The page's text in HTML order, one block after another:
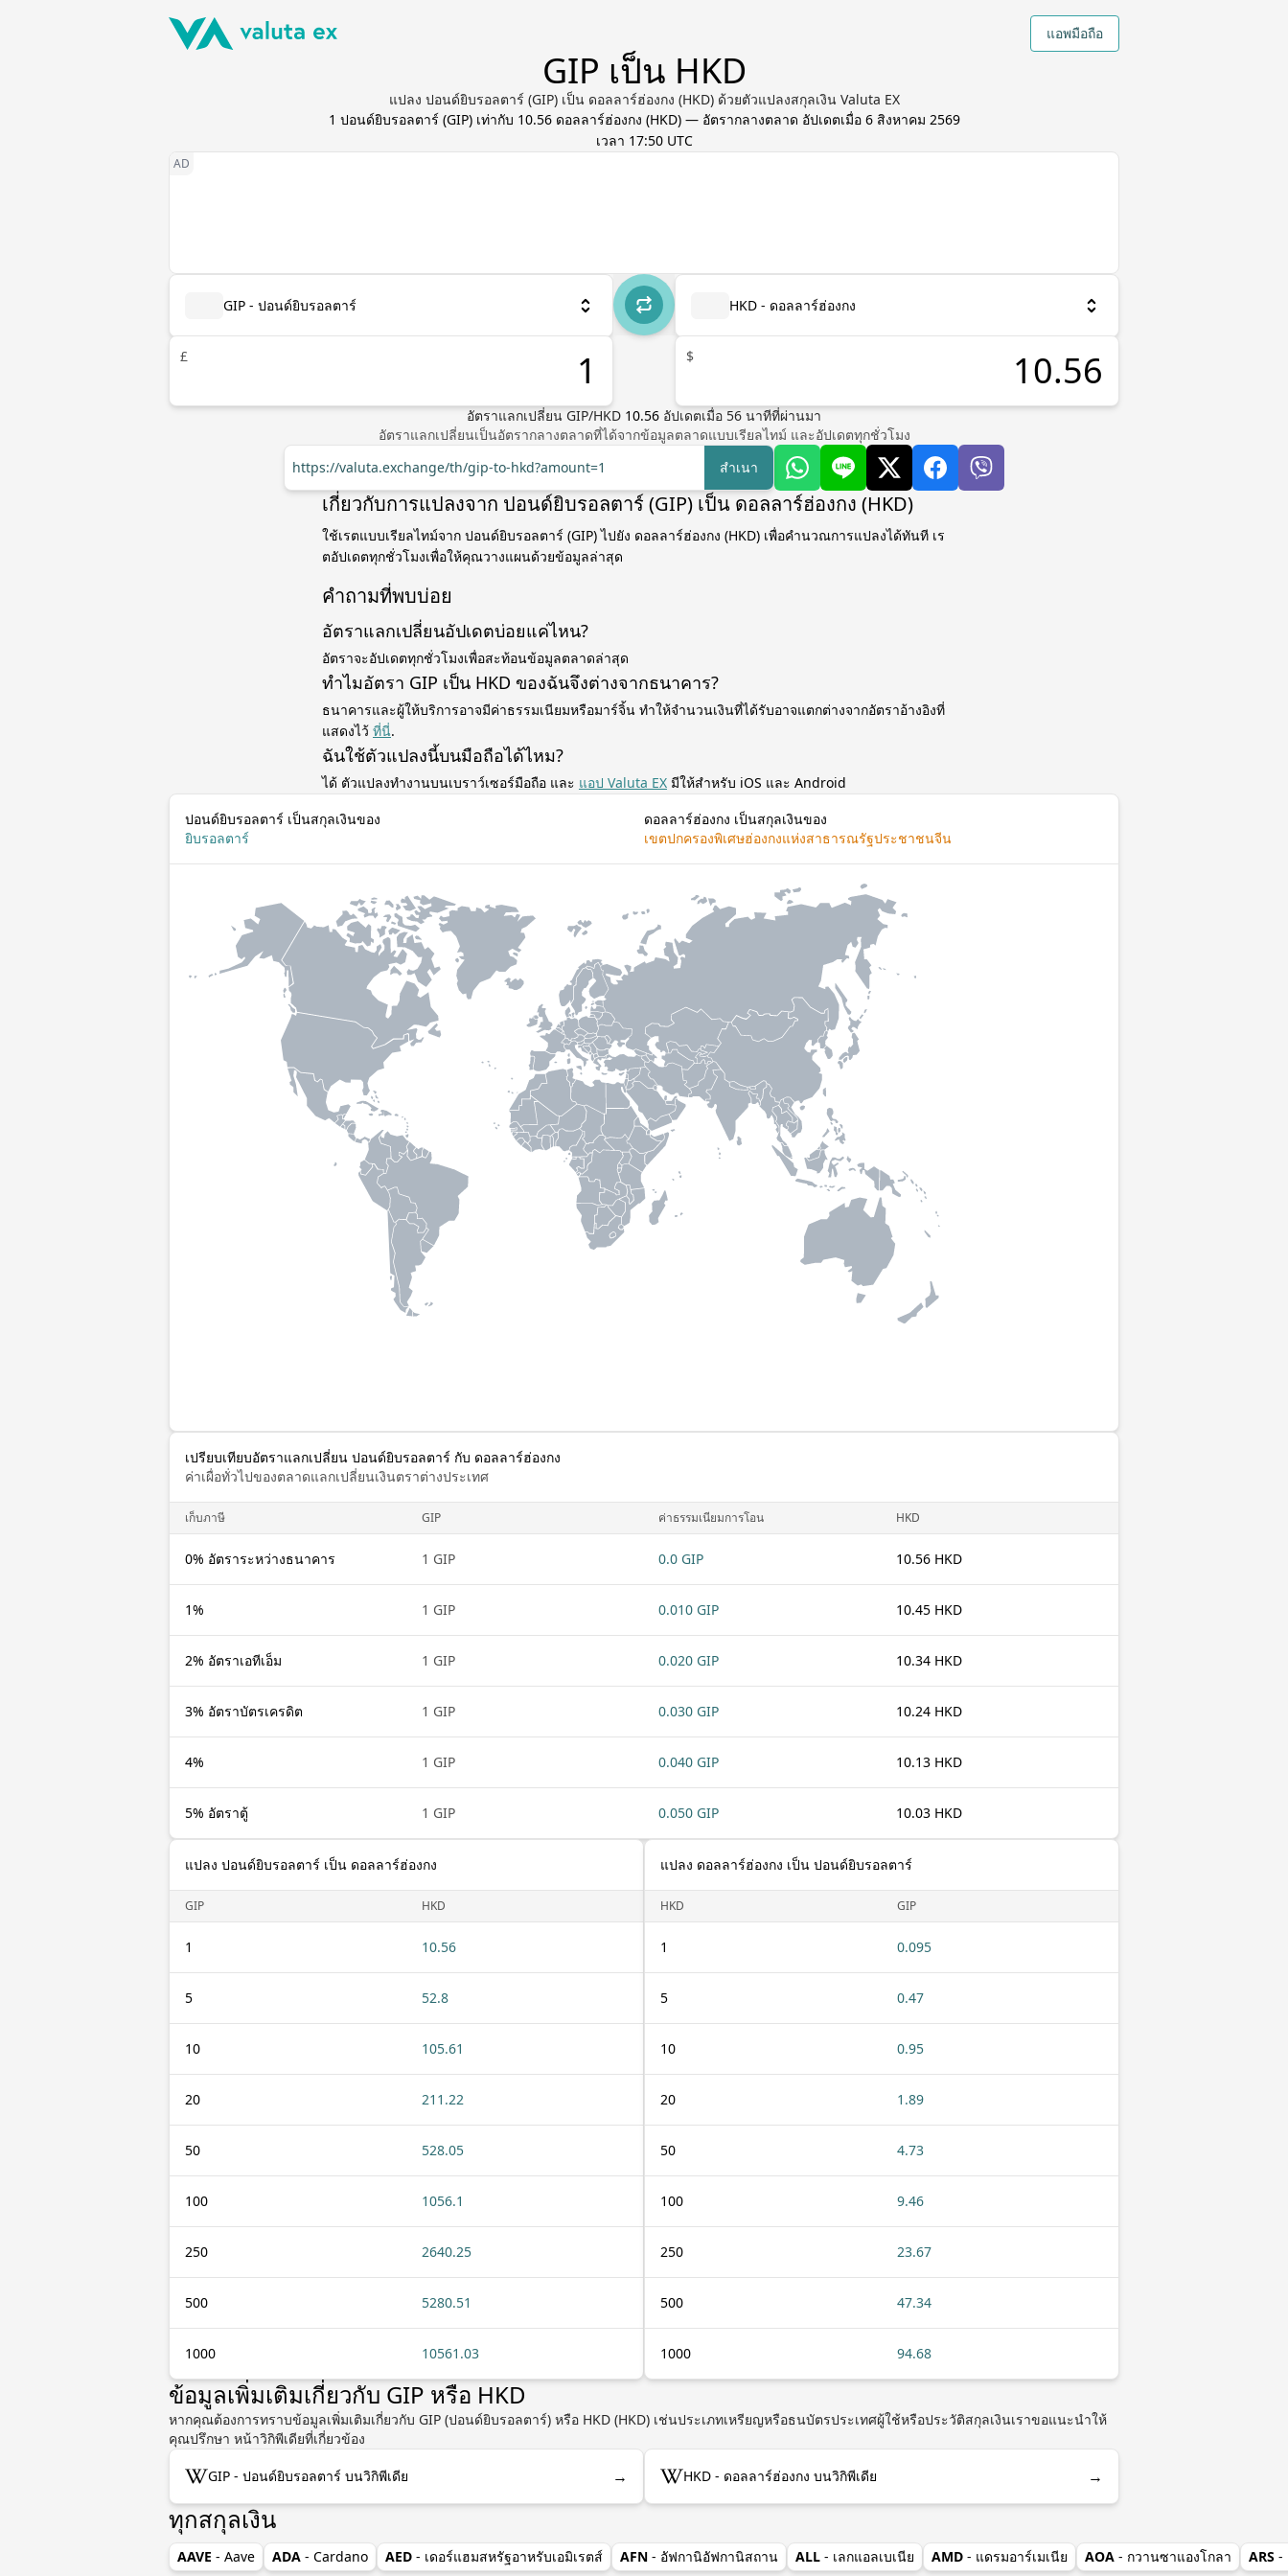
แอพมือถือ
GIP เป็น HKD
แปลง ปอนด์ยิบรอลตาร์ (GIP) เป็น ดอลลาร์ฮ่องกง (HKD) ด้วยตัวแปลงสกุลเงิน Valuta EX
1 ปอนด์ยิบรอลตาร์ (GIP) เท่ากับ 10.56 ดอลลาร์ฮ่องกง (HKD) — อัตรากลางตลาด อัปเดตเมื่อ 6 สิงหาคม 2569
เวลา 17:50 UTC
GIP - ปอนด์ยิบรอลตาร์
£
HKD - ดอลลาร์ฮ่องกง
$
อัตราแลกเปลี่ยน GIP/HKD 10.56 อัปเดตเมื่อ 56 นาทีที่ผ่านมา
อัตราแลกเปลี่ยนเป็นอัตรากลางตลาดที่ได้จากข้อมูลตลาดแบบเรียลไทม์ และอัปเดตทุกชั่วโมง
https://valuta.exchange/th/gip-to-hkd?amount=1
สำเนา
เกี่ยวกับการแปลงจาก ปอนด์ยิบรอลตาร์ (GIP) เป็น ดอลลาร์ฮ่องกง (HKD)
ใช้เรตแบบเรียลไทม์จาก ปอนด์ยิบรอลตาร์ (GIP) ไปยัง ดอลลาร์ฮ่องกง (HKD) เพื่อคำนวณการแปลงได้ทันที เร
ตอัปเดตทุกชั่วโมงเพื่อให้คุณวางแผนด้วยข้อมูลล่าสุด
คำถามที่พบบ่อย
อัตราแลกเปลี่ยนอัปเดตบ่อยแค่ไหน?
อัตราจะอัปเดตทุกชั่วโมงเพื่อสะท้อนข้อมูลตลาดล่าสุด
ทำไมอัตรา GIP เป็น HKD ของฉันจึงต่างจากธนาคาร?
ธนาคารและผู้ให้บริการอาจมีค่าธรรมเนียมหรือมาร์จิ้น ทำให้จำนวนเงินที่ได้รับอาจแตกต่างจากอัตราอ้างอิงที่
แสดงไว้ ที่นี่.
ฉันใช้ตัวแปลงนี้บนมือถือได้ไหม?
ได้ ตัวแปลงทำงานบนเบราว์เซอร์มือถือ และ แอป Valuta EX มีให้สำหรับ iOS และ Android
ปอนด์ยิบรอลตาร์ เป็นสกุลเงินของ
ยิบรอลตาร์
ดอลลาร์ฮ่องกง เป็นสกุลเงินของ
เขตปกครองพิเศษฮ่องกงแห่งสาธารณรัฐประชาชนจีน
เปรียบเทียบอัตราแลกเปลี่ยน ปอนด์ยิบรอลตาร์ กับ ดอลลาร์ฮ่องกง
ค่าเผื่อทั่วไปของตลาดแลกเปลี่ยนเงินตราต่างประเทศ
เก็บภาษี GIP ค่าธรรมเนียมการโอน HKD
0% อัตราระหว่างธนาคาร 1 GIP 0.0 GIP 10.56 HKD
1% 1 GIP 0.010 GIP 10.45 HKD
2% อัตราเอทีเอ็ม 1 GIP 0.020 GIP 10.34 HKD
3% อัตราบัตรเครดิต 1 GIP 0.030 GIP 10.24 HKD
4% 1 GIP 0.040 GIP 10.13 HKD
5% อัตราตู้ 1 GIP 0.050 GIP 10.03 HKD
แปลง ปอนด์ยิบรอลตาร์ เป็น ดอลลาร์ฮ่องกง
GIP HKD
1 10.56
5 52.8
10 105.61
20 211.22
50 528.05
100 1056.1
250 2640.25
500 5280.51
1000 10561.03
แปลง ดอลลาร์ฮ่องกง เป็น ปอนด์ยิบรอลตาร์
HKD GIP
1 0.095
5 0.47
10 0.95
20 1.89
50 4.73
100 9.46
250 23.67
500 47.34
1000 94.68
ข้อมูลเพิ่มเติมเกี่ยวกับ GIP หรือ HKD
หากคุณต้องการทราบข้อมูลเพิ่มเติมเกี่ยวกับ GIP (ปอนด์ยิบรอลตาร์) หรือ HKD (HKD) เช่นประเภทเหรียญหรือธนบัตรประเทศผู้ใช้หรือประวัติสกุลเงินเราขอแนะนำให้
คุณปรึกษา หน้าวิกิพีเดียที่เกี่ยวข้อง
GIP - ปอนด์ยิบรอลตาร์ บนวิกิพีเดีย → HKD - ดอลลาร์ฮ่องกง บนวิกิพีเดีย →
ทุกสกุลเงิน
AAVE - Aave ADA - Cardano AED - เดอร์แฮมสหรัฐอาหรับเอมิเรตส์ AFN - อัฟกานิอัฟกานิสถาน ALL - เลกแอลเบเนีย AMD - แดรมอาร์เมเนีย AOA - กวานซาแองโกลา ARS -